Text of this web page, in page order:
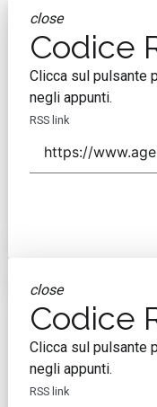
close
Codice
Clicca sul pulsante
negli appunti.
RSS link
close
Codice
Clicca sul pulsante
negli appunti.
RSS link